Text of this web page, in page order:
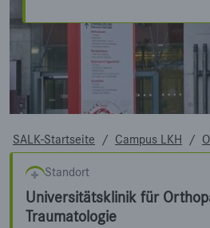
SALK-Startseite / Campus LKH /
Standort
Universitätsklinik für
Traumatologie